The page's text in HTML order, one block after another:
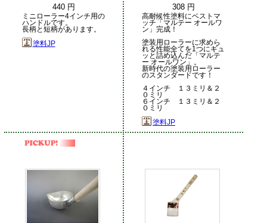
440 円
ミニローラー4インチ用の
ハンドルです。
長柄と短柄があります。
塗料JP
308 円
高耐候性塗料にベストマ
ッチ「マルテー オールワ
ン」完成！
塗装用ローラーに求めら
れる性能全てを1つにギュ
ッと詰め込んだ「マルテ
ー オールワン」。
新時代の塗装用ローラー
のスタンダードです！
４インチ １３ミリ＆２
０ミリ
６インチ １３ミリ＆２
０ミリ
塗料JP